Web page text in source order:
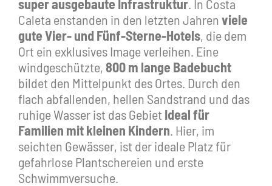
super ausgebaute Infrastruktur . In Costa
Caleta enstanden in den letzten Jahren viele
gute Vier- und Fünf-Sterne-Hotels, die dem
Ort ein exklusives Image verleihen. Eine
windgeschützte,800 m lange Badebucht
bildet den Mittelpunkt des Ortes. Durch den
flach abfallenden, hellen Sandstrand und das
ruhige Wasser ist das Gebiet Ideal für
Familien mit kleinen Kindern . Hier, im
seichten Gewässer, ist der ideale Platz für
gefahrlose Plantschereien und erste
Schwimmversuche.